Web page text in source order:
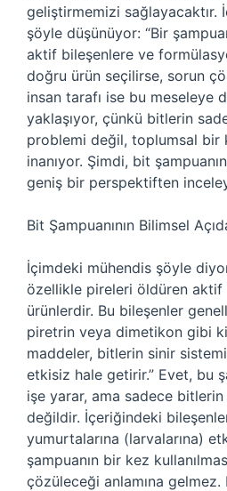
geliştirmemizi sağlayacaktır.
şöyle düşünüyor: “Bir
aktif bileşenlere ve
doğru ürün seçilirse, sorun
insan tarafı ise bu meseleye
yaklaşıyor, çünkü bitlerin
problemi değil, toplumsal bir
inanıyor. Şimdi, bit
geniş bir perspektiften
Bit Şampuanının Bilimsel
İçimdeki mühendis şöyle
özellikle pireleri öldüren aktif
ürünlerdir. Bu bileşenler
piretrin veya dimetikon gibi
maddeler, bitlerin sinir
etkisiz hale getirir.” Evet, bu
işe yarar, ama sadece bitlerin
değildir. İçeriğindeki
yumurtalarına (larvalarına)
şampuanın bir kez
çözüleceği anlamına